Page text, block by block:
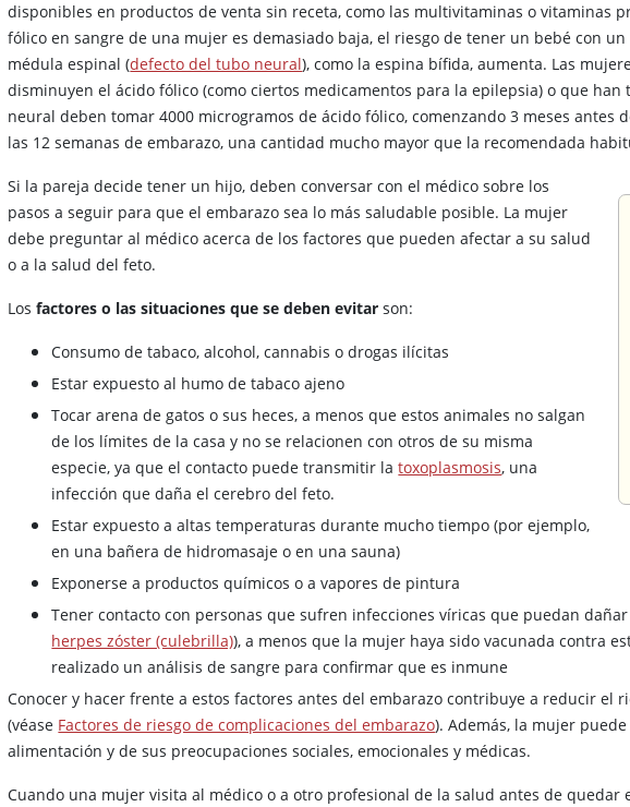
disponibles en productos de venta sin receta, como las multivitaminas o vitaminas
fólico en sangre de una mujer es demasiado baja, el riesgo de tener un bebé con
médula espinal (defecto del tubo neural), como la espina bífida, aumenta. Las
disminuyen el ácido fólico (como ciertos medicamentos para la epilepsia) o que
neural deben tomar 4000 microgramos de ácido fólico, comenzando 3 meses antes
las 12 semanas de embarazo, una cantidad mucho mayor que la recomendada
Si la pareja decide tener un hijo, deben conversar con el médico sobre los
pasos a seguir para que el embarazo sea lo más saludable posible. La mujer
debe preguntar al médico acerca de los factores que pueden afectar a su salud
o a la salud del feto.
Losfactores o las situaciones que se deben evitar son:
Consumo de tabaco, alcohol, cannabis o drogas ilícitas
Estar expuesto al humo de tabaco ajeno
Tocar arena de gatos o sus heces, a menos que estos animales no salgan
de los límites de la casa y no se relacionen con otros de su misma
especie, ya que el contacto puede transmitir latoxoplasmosis, una
infección que daña el cerebro del feto.
Estar expuesto a altas temperaturas durante mucho tiempo (por ejemplo,
en una bañera de hidromasaje o en una sauna)
Exponerse a productos químicos o a vapores de pintura
Tener contacto con personas que sufren infecciones víricas que puedan
herpes zóster (culebrilla)), a menos que la mujer haya sido vacunada contra
realizado un análisis de sangre para confirmar que es inmune
Conocer y hacer frente a estos factores antes del embarazo contribuye a reducir el
(véase Factores de riesgo de complicaciones del embarazo). Además, la mujer
alimentación y de sus preocupaciones sociales, emocionales y médicas.
Cuando una mujer visita al médico o a otro profesional de la salud antes de quedar